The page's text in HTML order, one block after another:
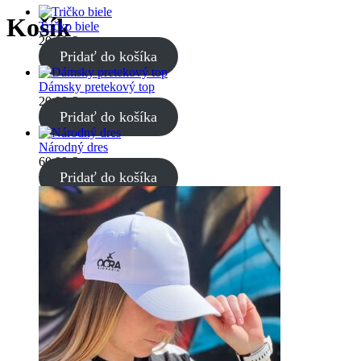
Košík
Tričko biele
20,00€
Pridať do košíka
Dámsky pretekový top
20,00€
Pridať do košíka
Národný dres
60,00€
Pridať do košíka